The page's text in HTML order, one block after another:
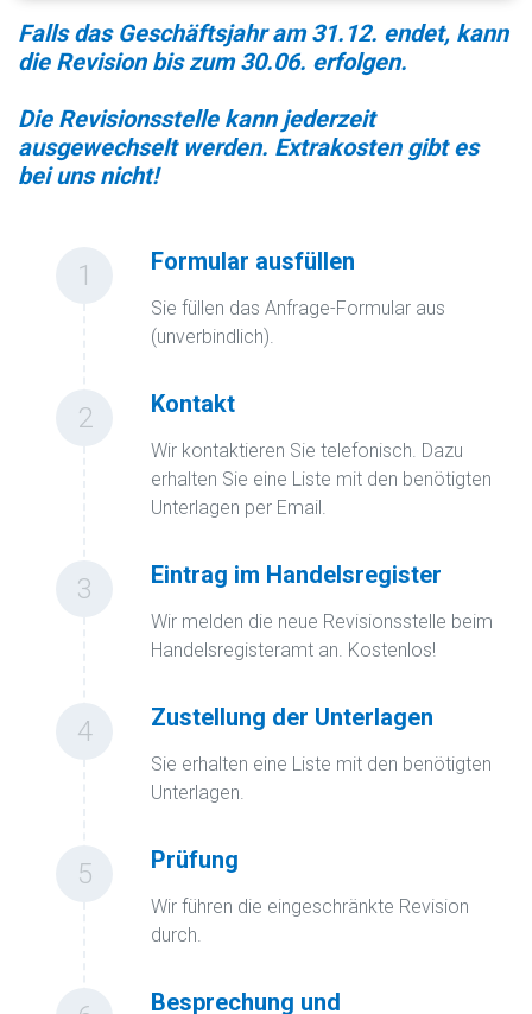
Falls das Geschäftsjahr am 31.12. endet, kann
die Revision bis zum 30.06. erfolgen.
Die Revisionsstelle kann jederzeit
ausgewechselt werden. Extrakosten gibt es
bei uns nicht!
1 Formular ausfüllen
Sie füllen das Anfrage-Formular aus
(unverbindlich).
2 Kontakt
Wir kontaktieren Sie telefonisch. Dazu
erhalten Sie eine Liste mit den benötigten
Unterlagen per Email.
3 Eintrag im Handelsregister
Wir melden die neue Revisionsstelle beim
Handelsregisteramt an. Kostenlos!
4 Zustellung der Unterlagen
Sie erhalten eine Liste mit den benötigten
Unterlagen.
5 Prüfung
Wir führen die eingeschränkte Revision
durch.
Besprechung und